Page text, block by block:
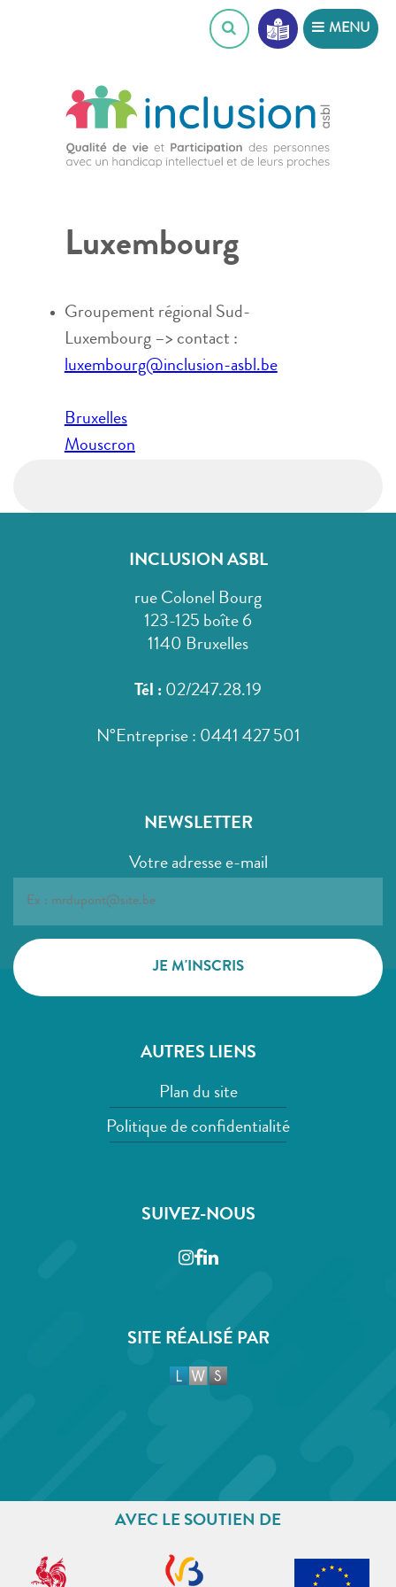
MENU
Luxembourg
Groupement régional Sud-
Luxembourg –> contact :
luxembourg@inclusion-asbl.be
Navigation
de
Bruxelles
Mouscron
INCLUSION ASBL
rue Colonel Bourg
123-125 boîte 6
1140 Bruxelles
Tél : 02/247.28.19
N°Entreprise : 0441 427 501
NEWSLETTER
Votre adresse e-mail
AUTRES LIENS
Plan du site
Politique de confidentialité
SUIVEZ-NOUS
Instagram
Facebook
LinkedIn
SITE RÉALISÉ PAR
AVEC LE SOUTIEN DE